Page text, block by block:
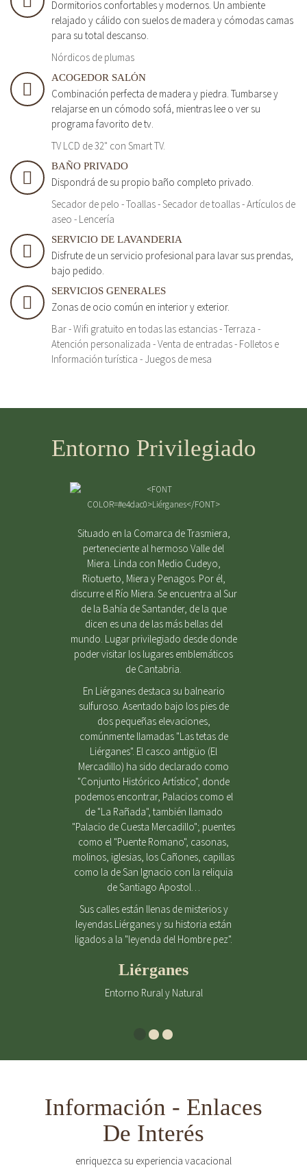
Dormitorios confortables y modernos. Un ambiente
relajado y cálido con suelos de madera y cómodas camas
para su total descanso.
Nórdicos de plumas
ACOGEDOR SALÓN
Combinación perfecta de madera y piedra. Tumbarse y
relajarse en un cómodo sofá, mientras lee o ver su
programa favorito de tv.
TV LCD de 32" con Smart TV.
BAÑO PRIVADO
Dispondrá de su propio baño completo privado.
Secador de pelo - Toallas - Secador de toallas - Artículos de
aseo - Lencería
SERVICIO DE LAVANDERIA
Disfrute de un servicio profesional para lavar sus prendas,
bajo pedido.
SERVICIOS GENERALES
Zonas de ocio común en interior y exterior.
Bar - Wifi gratuito en todas las estancias - Terraza -
Atención personalizada - Venta de entradas - Folletos e
Información turística - Juegos de mesa
Entorno Privilegiado
Situado en la Comarca de Trasmiera,
perteneciente al hermoso Valle del
Miera. Linda con Medio Cudeyo,
Riotuerto, Miera y Penagos. Por él,
discurre el Río Miera. Se encuentra al Sur
de la Bahía de Santander, de la que
dicen es una de las más bellas del
mundo. Lugar privilegiado desde donde
poder visitar los lugares emblemáticos
de Cantabria.
En Liérganes destaca su balneario
sulfuroso. Asentado bajo los pies de
dos pequeñas elevaciones,
comúnmente llamadas "Las tetas de
Liérganes". El casco antigüo (El
Mercadillo) ha sido declarado como
"Conjunto Histórico Artístico", donde
podemos encontrar, Palacios como el
de "La Rañada", también llamado
"Palacio de Cuesta Mercadillo"; puentes
como el "Puente Romano", casonas,
molinos, iglesias, los Cañones, capillas
como la de San Ignacio con la reliquia
de Santiago Apostol…
Sus calles están llenas de misterios y
leyendas.Liérganes y su historia están
ligados a la "leyenda del Hombre pez".
Liérganes
Entorno Rural y Natural
Información - Enlaces
De Interés
enriquezca su experiencia vacacional